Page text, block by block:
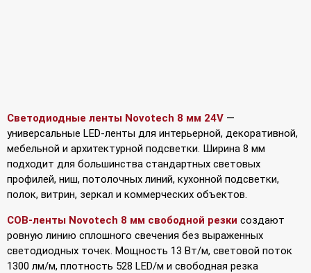
Светодиодные ленты Novotech 8 мм 24V —
универсальные LED-ленты для интерьерной, декоративной,
мебельной и архитектурной подсветки. Ширина 8 мм
подходит для большинства стандартных световых
профилей, ниш, потолочных линий, кухонной подсветки,
полок, витрин, зеркал и коммерческих объектов.
COB-ленты Novotech 8 мм свободной резки создают
ровную линию сплошного свечения без выраженных
светодиодных точек. Мощность 13 Вт/м, световой поток
1300 лм/м, плотность 528 LED/м и свободная резка